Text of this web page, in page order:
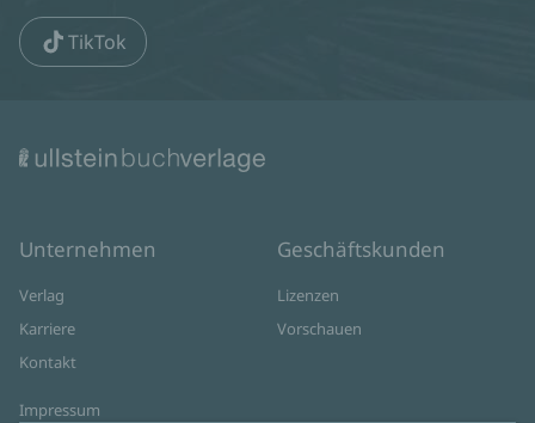
TikTok
Unternehmen
Verlag
Karriere
Kontakt
Impressum
Geschäftskunden
Lizenzen
Vorschauen